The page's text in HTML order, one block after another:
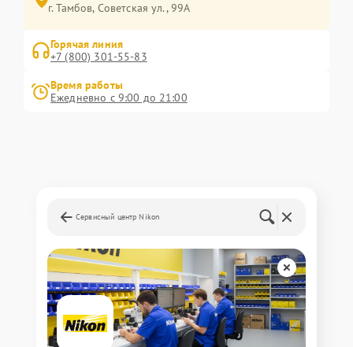
г. Тамбов, Советская ул., 99А
Горячая линия
+7 (800) 301-55-83
Время работы
Ежедневно с 9:00 до 21:00
Сервисный центр Nikon